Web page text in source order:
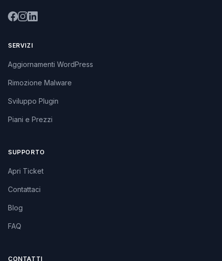
SERVIZI
Aggiornamenti WordPress
Rimozione Malware
Sviluppo Plugin
Piani e Prezzi
SUPPORTO
Apri Ticket
Contattaci
Blog
FAQ
CONTATTI